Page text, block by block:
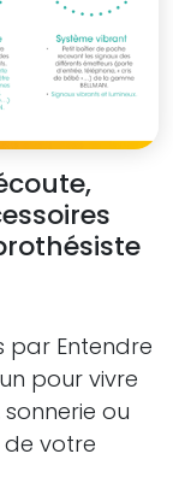
par Entendre
pour vivre
ou
de votre